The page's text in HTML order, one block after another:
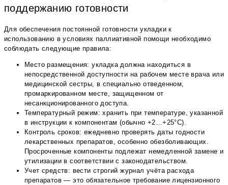
поддержанию готовности
Для обеспечения постоянной готовности укладки к
использованию в условиях паллиативной помощи необходимо
соблюдать следующие правила:
Место размещения: укладка должна находиться в
непосредственной доступности на рабочем месте врача или
медицинской сестры, в специально отведенном,
промаркированном месте, защищенном от
несанкционированного доступа.
Температурный режим: хранить при температуре, указанной
в инструкции к компонентам (обычно +2…+25°С).
Контроль сроков: ежедневно проверять даты годности
лекарственных препаратов, особенно обезболивающих.
Просроченные компоненты подлежат немедленной замене и
утилизации в соответствии с законодательством.
Учет средств: вести строгий журнал учёта расхода
препаратов — это обязательное требование лицензионного